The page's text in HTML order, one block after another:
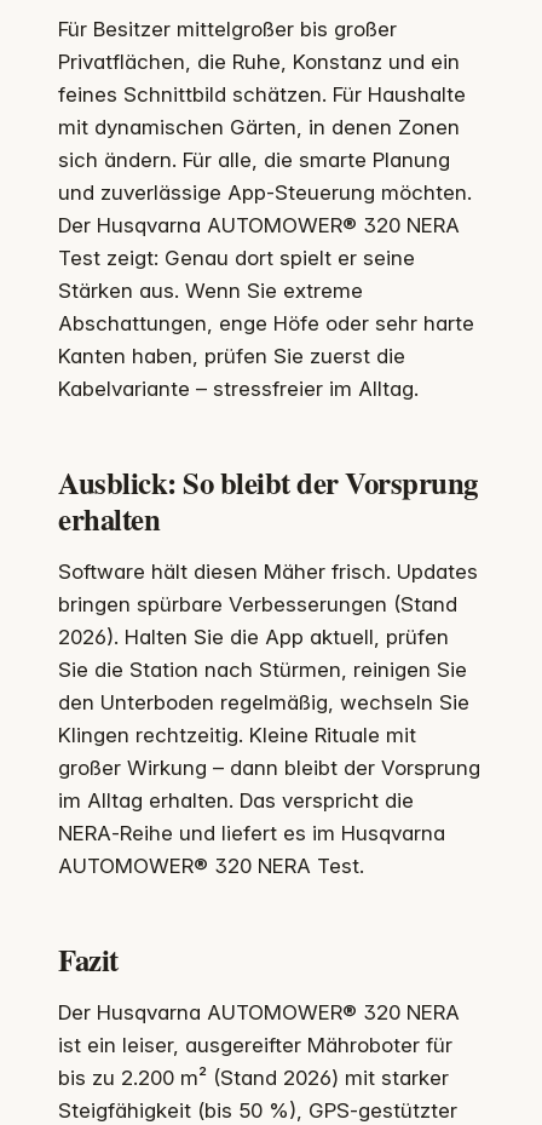
Für Besitzer mittelgroßer bis großer
Privatflächen, die Ruhe, Konstanz und ein
feines Schnittbild schätzen. Für Haushalte
mit dynamischen Gärten, in denen Zonen
sich ändern. Für alle, die smarte Planung
und zuverlässige App‑Steuerung möchten.
Der Husqvarna AUTOMOWER® 320 NERA
Test zeigt: Genau dort spielt er seine
Stärken aus. Wenn Sie extreme
Abschattungen, enge Höfe oder sehr harte
Kanten haben, prüfen Sie zuerst die
Kabelvariante – stressfreier im Alltag.
Ausblick: So bleibt der Vorsprung
erhalten
Software hält diesen Mäher frisch. Updates
bringen spürbare Verbesserungen (Stand
2026). Halten Sie die App aktuell, prüfen
Sie die Station nach Stürmen, reinigen Sie
den Unterboden regelmäßig, wechseln Sie
Klingen rechtzeitig. Kleine Rituale mit
großer Wirkung – dann bleibt der Vorsprung
im Alltag erhalten. Das verspricht die
NERA‑Reihe und liefert es im Husqvarna
AUTOMOWER® 320 NERA Test.
Fazit
Der Husqvarna AUTOMOWER® 320 NERA
ist ein leiser, ausgereifter Mähroboter für
bis zu 2.200 m² (Stand 2026) mit starker
Steigfähigkeit (bis 50 %), GPS‑gestützter